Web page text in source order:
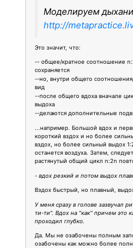
Моделируем
http://
Это значит, что:
-- общее/кратное соотношение
сохраняется
--но, внутри общего
вид
--после общего вдоха вначале
выдоха
--делаются дополнительные
...например. Большой вдох и
короткий вздох и но более
вздох, но более сильный выдох
останется воздуха. Затем,
растянутый общий цикл n:2n
- вдох резкий и потом выдох
Вздох быстрый, но плавный,
У меня сразу в голове зазвучал
ти-ти". Вдох на "как" причем это
проходил глубко.
Да. Мы не озабочены полным
озабочены как можно более